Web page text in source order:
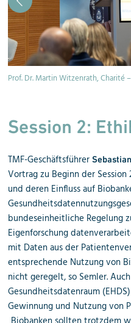
Prof. Dr. Martin Witzenrath, Charité
Session 2:
TMF-Geschäftsführer
Vortrag zu Beginn der
und deren Einfluss auf
bundeseinheitliche Regelung
Eigenforschung
mit Daten aus der
entsprechende Nutzung von
nicht geregelt, so Semler.
Gesundheitsdatenraum
Gewinnung und Nutzung von